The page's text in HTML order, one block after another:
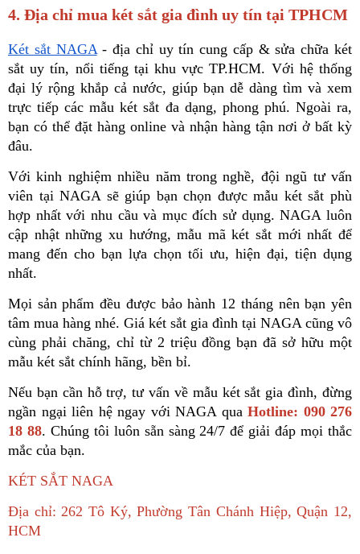
4. Địa chỉ mua két sắt gia đình uy tín tại TPHCM
Két sắt NAGA - địa chỉ uy tín cung cấp & sửa chữa két
sắt uy tín, nổi tiếng tại khu vực TP.HCM. Với hệ thống
đại lý rộng khắp cả nước, giúp bạn dễ dàng tìm và xem
trực tiếp các mẫu két sắt đa dạng, phong phú. Ngoài ra,
bạn có thể đặt hàng online và nhận hàng tận nơi ở bất kỳ
đâu.
Với kinh nghiệm nhiều năm trong nghề, đội ngũ tư vấn
viên tại NAGA sẽ giúp bạn chọn được mẫu két sắt phù
hợp nhất với nhu cầu và mục đích sử dụng. NAGA luôn
cập nhật những xu hướng, mẫu mã két sắt mới nhất để
mang đến cho bạn lựa chọn tối ưu, hiện đại, tiện dụng
nhất.
Mọi sản phẩm đều được bảo hành 12 tháng nên bạn yên
tâm mua hàng nhé. Giá két sắt gia đình tại NAGA cũng vô
cùng phải chăng, chỉ từ 2 triệu đồng bạn đã sở hữu một
mẫu két sắt chính hãng, bền bỉ.
Nếu bạn cần hỗ trợ, tư vấn về mẫu két sắt gia đình, đừng
ngần ngại liên hệ ngay với NAGA qua Hotline: 090 276
18 88. Chúng tôi luôn sẵn sàng 24/7 để giải đáp mọi thắc
mắc của bạn.
KÉT SẮT NAGA
Địa chỉ: 262 Tô Ký, Phường Tân Chánh Hiệp, Quận 12,
HCM